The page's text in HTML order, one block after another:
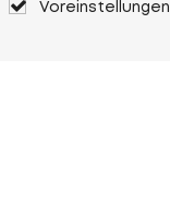
Voreinstellungen